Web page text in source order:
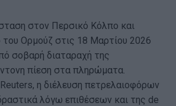
στον Περσικό Κόλπο και
Ορμούζ στις 18 Μαρτίου 2026
σοβαρή διαταραχή της
πίεση στα πληρώματα.
η διέλευση πετρελαιοφόρων
λόγω επιθέσεων και της de